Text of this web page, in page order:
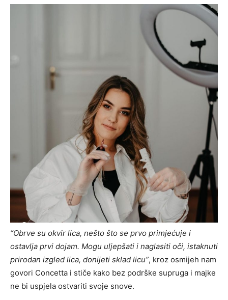
“Obrve su okvir lica, nešto što se prvo primjećuje i
ostavlja prvi dojam. Mogu uljepšati i naglasiti oči, istaknuti
prirodan izgled lica, donijeti sklad licu”, kroz osmijeh nam
govori Concetta i stiče kako bez podrške supruga i majke
ne bi uspjela ostvariti svoje snove.